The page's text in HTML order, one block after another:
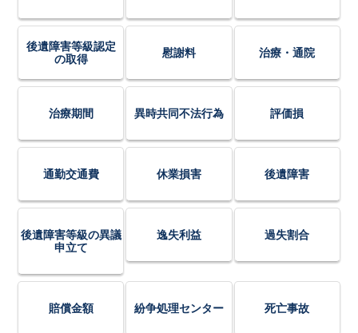
後遺障害等級認定
の取得
慰謝料 治療・通院
治療期間 異時共同不法行為 評価損
通勤交通費 休業損害 後遺障害
後遺障害等級の異議
申立て
逸失利益 過失割合
賠償金額 紛争処理センター 死亡事故